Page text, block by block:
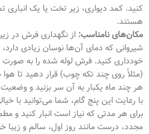
کنید. کمد دیواری، زیر تخت یا یک
هستند.
مکان‌های نامناسب: از نگهداری فرش در
شیروانی که دمای آن‌ها نوسان زیادی
خودداری کنید. فرش لوله شده را به
(مثلاً روی چند تکه چوب) قرار دهید تا هوا
هر چند ماه یکبار به آن سر بزنید و
با رعایت این پنج گام، شما می‌توانید با
برای هر مدتی که نیاز است انبار کنید و
مجدد، درست مانند روز اول، سالم و زیبا